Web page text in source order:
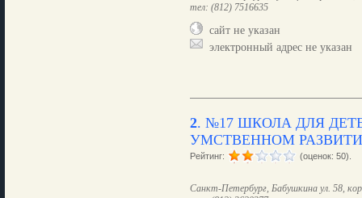
тел: (812) 7516635
сайт не указан
электронный адрес не указан
2. №17 ШКОЛА ДЛЯ
УМСТВЕННОМ
Рейтинг: (оценок: 50).
Санкт-Петербург, Бабушкина ул. 58,